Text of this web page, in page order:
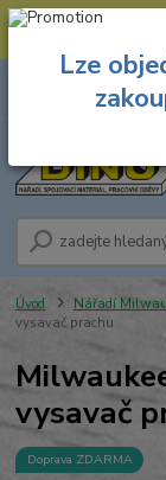
--- Spojovací
8.00 hod. - 16.00 hod.
Úvod Nářadí
vysavač prachu
vysavač
Doprava ZDARMA
Lze